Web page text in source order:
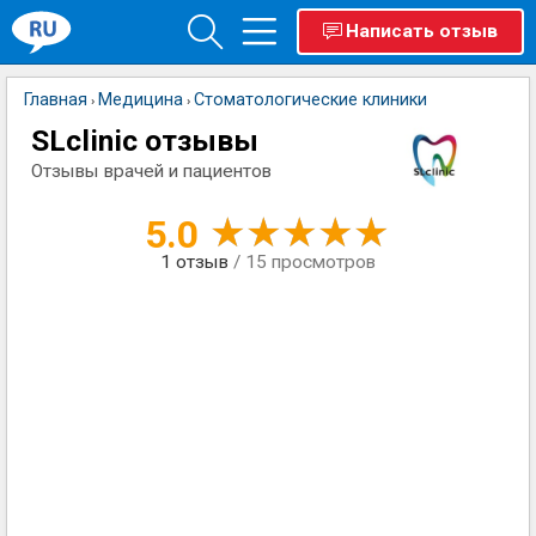
Написать отзыв
Главная › Медицина › Стоматологические клиники
SLclinic отзывы
Отзывы врачей и пациентов
5.0
1 отзыв / 15 просмотров